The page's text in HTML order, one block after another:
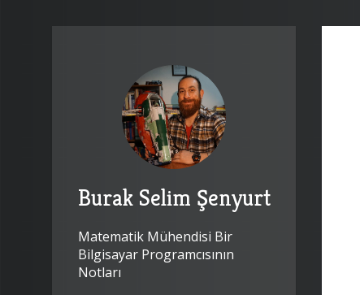
Burak Selim Şenyurt
Matematik Mühendisi Bir
Bilgisayar Programcısının
Notları